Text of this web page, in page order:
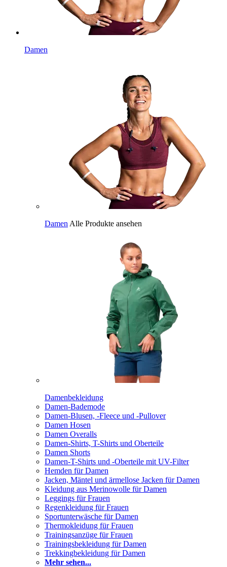
Damen
Damen Alle Produkte ansehen
Damenbekleidung
Damen-Bademode
Damen-Blusen, -Fleece und -Pullover
Damen Hosen
Damen Overalls
Damen-Shirts, T-Shirts und Oberteile
Damen Shorts
Damen-T-Shirts und -Oberteile mit UV-Filter
Hemden für Damen
Jacken, Mäntel und ärmellose Jacken für Damen
Kleidung aus Merinowolle für Damen
Leggings für Frauen
Regenkleidung für Frauen
Sportunterwäsche für Damen
Thermokleidung für Frauen
Trainingsanzüge für Frauen
Trainingsbekleidung für Damen
Trekkingbekleidung für Damen
Mehr sehen...